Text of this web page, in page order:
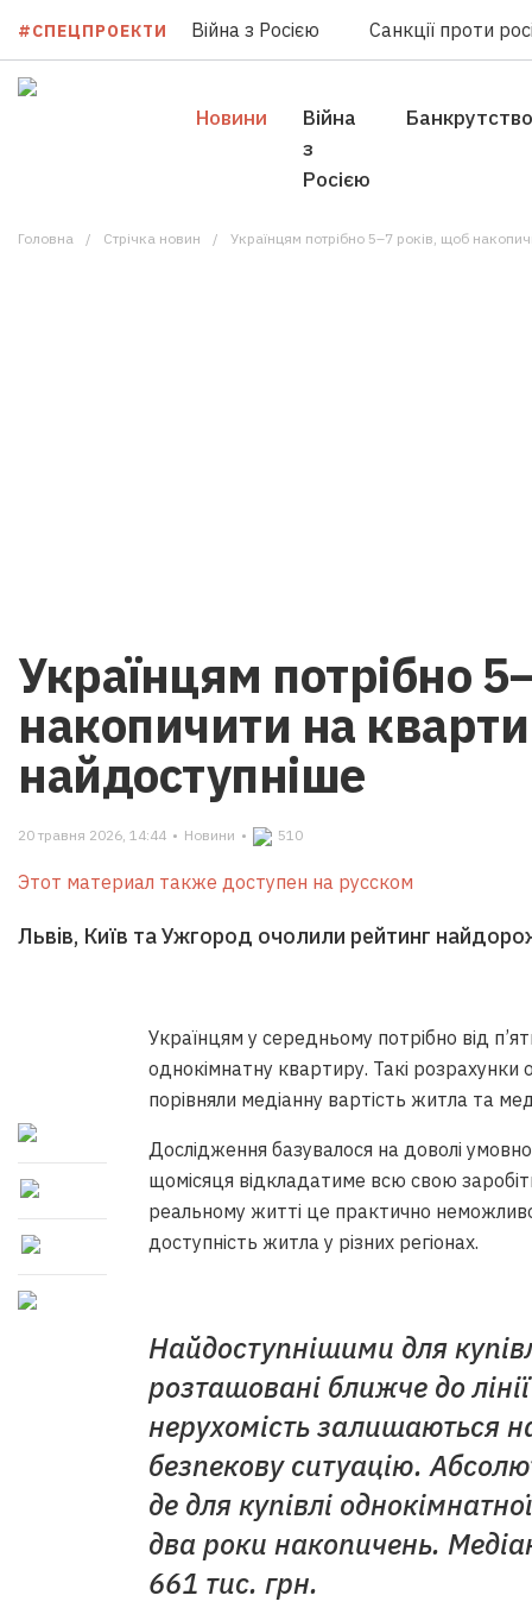
#СПЕЦПРОЕКТИ Війна з Росією Санкції проти
Новини
Війна
з
Росією
Банкрутство
Головна Стрічка новин Українцям потрібно 5–7 років, щоб
Українцям потрібно
накопичити на
найдоступніше
20 травня 2026, 14:44 • Новини • 510
Этот материал также доступен на русском
Львів, Київ та Ужгород очолили рейтинг
Українцям у середньому потрібно від
однокімнатну квартиру. Такі розрахунки
порівняли медіанну вартість житла та
Дослідження базувалося на доволі
щомісяця відкладатиме всю свою
реальному житті це практично
доступність житла у різних регіонах.
Найдоступнішими для
розташовані ближче до
нерухомість залишаються
безпекову ситуацію.
де для купівлі
два роки накопичень.
661 тис. грн.